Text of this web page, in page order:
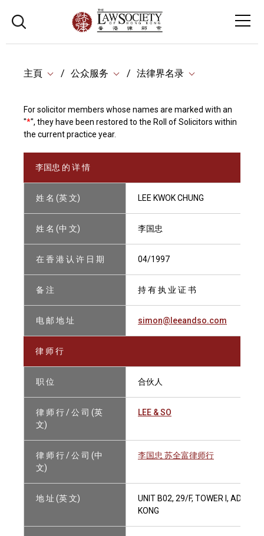
主頁 公众服务 法律界名录
For solicitor members whose names are marked with an
"*", they have been restored to the Roll of Solicitors within
the current practice year.
李国忠 的 详 情
姓 名 (英 文) LEE KWOK CHUNG
姓 名 (中 文) 李国忠
在 香 港 认 许 日 期 04/1997
备 注 持 有 执 业 证 书
电 邮 地 址 simon@leeandso.com
律 师 行
职 位 合伙人
律 师 行 / 公 司 (英
文)
LEE & SO
律 师 行 / 公 司 (中
文)
李国忠 苏全富律师行
地 址 (英 文)
UNIT B02, 29/F, TOWER I,
KONG